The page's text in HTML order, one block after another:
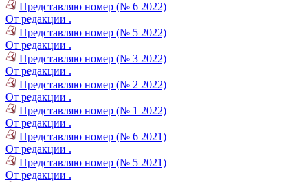
Представляю номер (№ 6 2022)
От редакции .
Представляю номер (№ 5 2022)
От редакции .
Представляю номер (№ 3 2022)
От редакции .
Представляю номер (№ 2 2022)
От редакции .
Представляю номер (№ 1 2022)
От редакции .
Представляю номер (№ 6 2021)
От редакции .
Представляю номер (№ 5 2021)
От редакции .